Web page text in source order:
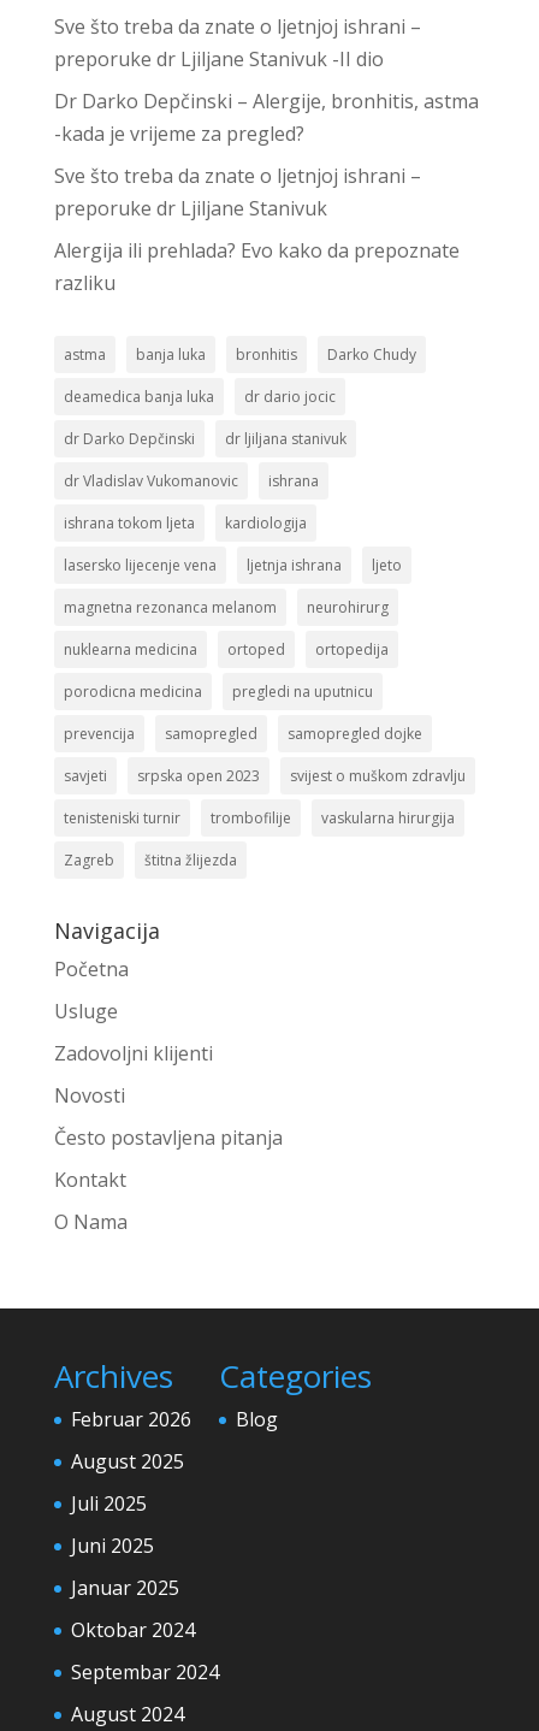
Sve što treba da znate o ljetnjoj ishrani –
preporuke dr Ljiljane Stanivuk -II dio
Dr Darko Depčinski – Alergije, bronhitis, astma
-kada je vrijeme za pregled?
Sve što treba da znate o ljetnjoj ishrani –
preporuke dr Ljiljane Stanivuk
Alergija ili prehlada? Evo kako da prepoznate
razliku
astma banja luka bronhitis Darko Chudy
deamedica banja luka dr dario jocic
dr Darko Depčinski dr ljiljana stanivuk
dr Vladislav Vukomanovic ishrana
ishrana tokom ljeta kardiologija
lasersko lijecenje vena ljetnja ishrana ljeto
magnetna rezonanca melanom neurohirurg
nuklearna medicina ortoped ortopedija
porodicna medicina pregledi na uputnicu
prevencija samopregled samopregled dojke
savjeti srpska open 2023 svijest o muškom zdravlju
tenisteniski turnir trombofilije vaskularna hirurgija
Zagreb štitna žlijezda
Navigacija
Početna
Usluge
Zadovoljni klijenti
Novosti
Često postavljena pitanja
Kontakt
O Nama
Archives
Februar 2026
August 2025
Juli 2025
Juni 2025
Januar 2025
Oktobar 2024
Septembar 2024
August 2024
Categories
Blog